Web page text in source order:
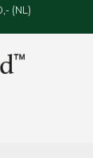
€30,- (NL)